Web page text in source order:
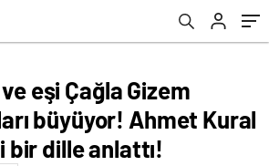
eşi Çağla Gizem
büyüyor! Ahmet Kural
bir dille anlattı!